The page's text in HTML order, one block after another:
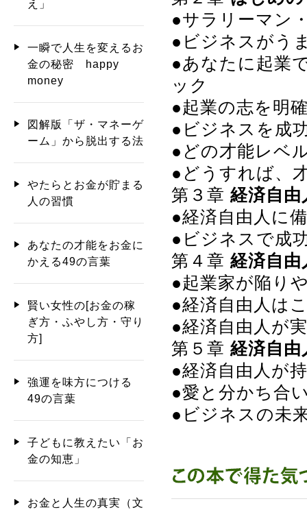
●サラリーマン
●ビジネスがう
●あなたに起業
ック
●起業の志を明
●ビジネスを成
●どの才能レベ
●どうすれば、
第３章 経済自
●経済自由人に
●ビジネスで成
第４章 経済自
●起業家が陥り
●経済自由人は
●経済自由人が
第５章 経済自由
●経済自由人が
●愛と分かち合
●ビジネスの未
え」
一瞬で人生を変えるお
金の秘密 happy
money
図解版「ザ・マネーゲ
ーム」から脱出する法
やたらとお金が貯まる
人の習慣
あなたの才能をお金に
かえる49の言葉
賢い女性の[お金の稼
ぎ方・ふやし方・守り
方]
強運を味方につける
49の言葉
子どもに教えたい「お
金の知恵」
お金と人生の真実（文